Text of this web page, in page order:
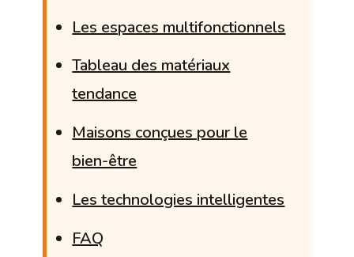
Les espaces multifonctionnels
Tableau des matériaux
tendance
Maisons conçues pour le
bien-être
Les technologies intelligentes
FAQ